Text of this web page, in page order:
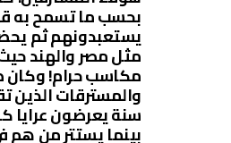
بحسب ما تسمح به
يستعبدونهم ثم
مثل مصر والهند
مكاسب حرام! وكان
سنة يعرضون عرايا
بينما يستتر من هم